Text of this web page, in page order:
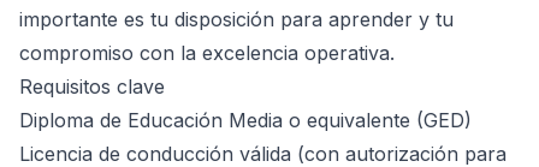
importante es tu disposición para aprender y tu
compromiso con la excelencia operativa.
Requisitos clave
Diploma de Educación Media o equivalente (GED)
Licencia de conducción válida (con autorización para